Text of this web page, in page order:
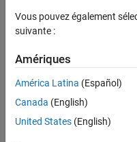
Application
grâce à
Contenu principal
Vous pouvez également
suivante :
Amériques
América Latina (Español)
Canada (English)
United States (English)